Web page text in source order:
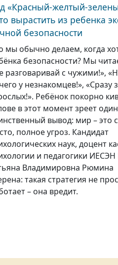
«Красный-желтый-
вырастить из ребенка
безопасности
мы обычно делаем, когда
безопасности? Мы
разговаривай с чужими!»,
у незнакомцев!», «Сразу
Ребёнок покорно
в этот момент зреет
вывод: мир – это
полное угроз. Кандидат
наук, доцент
и педагогики
Владимировна Рюмина
такая стратегия не
– она вредит.